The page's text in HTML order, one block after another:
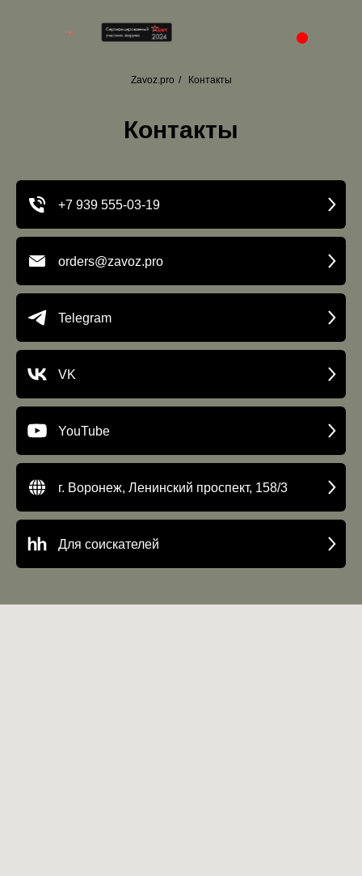
Zavoz.pro / Контакты
Контакты
+7 939 555-03-19
orders@zavoz.pro
Telegram
VK
YouTube
г. Воронеж, Ленинский проспект, 158/3
Для соискателей